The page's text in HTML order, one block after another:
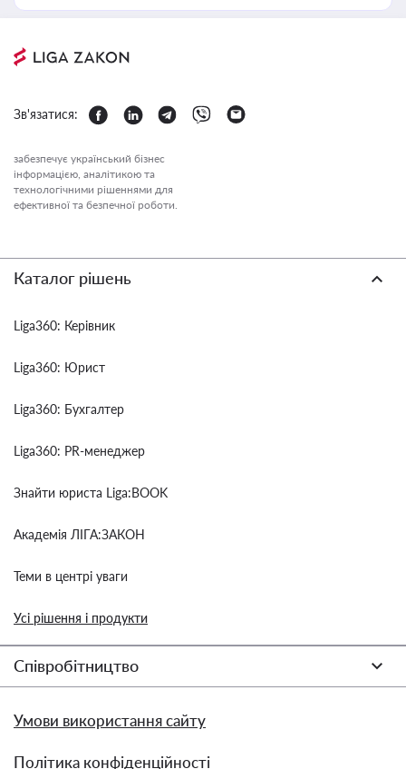
Зв'язатися:
забезпечує український бізнес
інформацією, аналітикою та
технологічними рішеннями для
ефективної та безпечної роботи.
Каталог рішень
Liga360: Керівник
Liga360: Юрист
Liga360: Бухгалтер
Liga360: PR-менеджер
Знайти юриста Liga:BOOK
Академія ЛІГА:ЗАКОН
Теми в центрі уваги
Усі рішення і продукти
Співробітництво
Умови використання сайту
Політика конфіденційності